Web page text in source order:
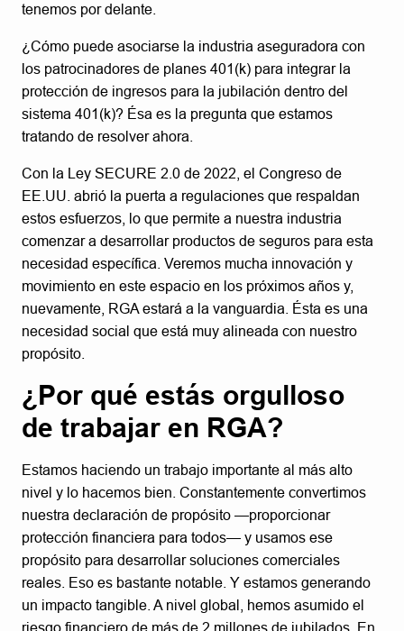
tenemos por delante.
¿Cómo puede asociarse la industria aseguradora con
los patrocinadores de planes 401(k) para integrar la
protección de ingresos para la jubilación dentro del
sistema 401(k)? Ésa es la pregunta que estamos
tratando de resolver ahora.
Con la Ley SECURE 2.0 de 2022, el Congreso de
EE.UU. abrió la puerta a regulaciones que respaldan
estos esfuerzos, lo que permite a nuestra industria
comenzar a desarrollar productos de seguros para esta
necesidad específica. Veremos mucha innovación y
movimiento en este espacio en los próximos años y,
nuevamente, RGA estará a la vanguardia. Ésta es una
necesidad social que está muy alineada con nuestro
propósito.
¿Por qué estás orgulloso
de trabajar en RGA?
Estamos haciendo un trabajo importante al más alto
nivel y lo hacemos bien. Constantemente convertimos
nuestra declaración de propósito —proporcionar
protección financiera para todos— y usamos ese
propósito para desarrollar soluciones comerciales
reales. Eso es bastante notable. Y estamos generando
un impacto tangible. A nivel global, hemos asumido el
riesgo financiero de más de 2 millones de jubilados. En